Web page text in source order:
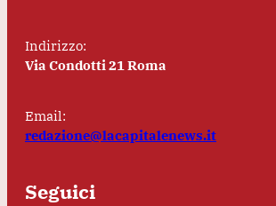
Indirizzo:
Via Condotti 21 Roma
Email:
redazione@lacapitalenews.it
Seguici